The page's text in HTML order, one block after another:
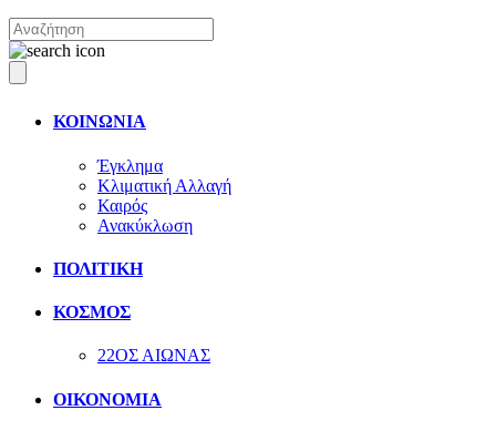
ΚΟΙΝΩΝΙΑ
Έγκλημα
Κλιματική Αλλαγή
Καιρός
Ανακύκλωση
ΠΟΛΙΤΙΚΗ
ΚΟΣΜΟΣ
22ΟΣ ΑΙΩΝΑΣ
ΟΙΚΟΝΟΜΙΑ